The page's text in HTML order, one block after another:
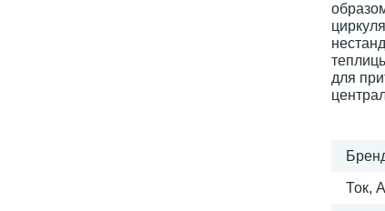
для
Ток, А